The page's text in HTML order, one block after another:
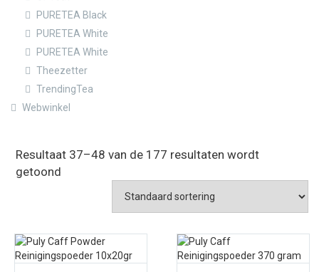
PURETEA Black
PURETEA White
PURETEA White
Theezetter
TrendingTea
Webwinkel
Resultaat 37–48 van de 177 resultaten wordt
getoond